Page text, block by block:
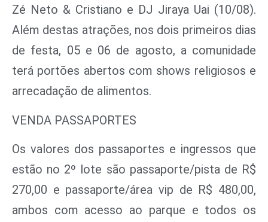
Zé Neto & Cristiano e DJ Jiraya Uai (10/08).
Além destas atrações, nos dois primeiros dias
de festa, 05 e 06 de agosto, a comunidade
terá portões abertos com shows religiosos e
arrecadação de alimentos.
VENDA PASSAPORTES
Os valores dos passaportes e ingressos que
estão no 2º lote são passaporte/pista de R$
270,00 e passaporte/área vip de R$ 480,00,
ambos com acesso ao parque e todos os